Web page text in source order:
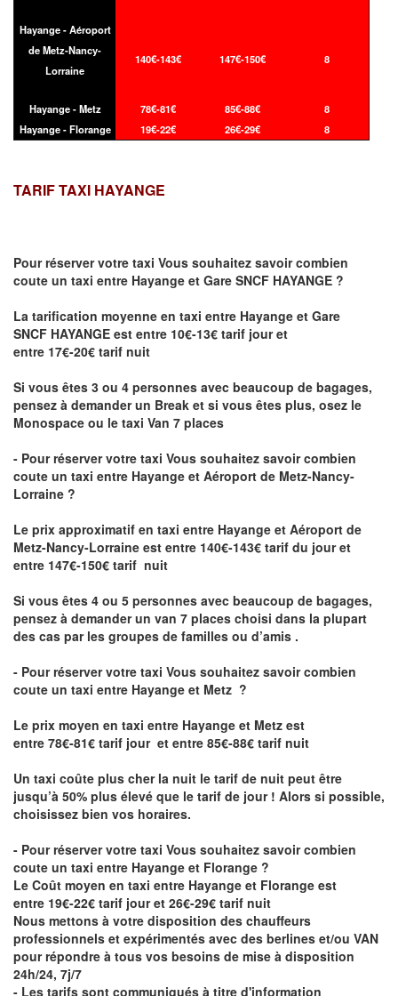
Hayange - Aéroport
de Metz-Nancy-
Lorraine
140€-143€ 147€-150€ 8
Hayange - Metz 78€-81€ 85€-88€
8
Hayange - Florange
19€-22€ 26€-29€ 8
TARIF TAXI HAYANGE
Pour réserver votre taxi Vous souhaitez savoircombien
coute un taxi entre Hayange et Gare SNCF HAYANGE ?
La tarification moyenne en taxi entre Hayange et Gare
SNCF HAYANGE est entre 10€-13€ tarif jour et
entre 17€-20€ tarif nuit
Si vous êtes 3 ou 4 personnes avec beaucoup de bagages,
pensez à demander un Break et si vous êtes plus, osez le
Monospace ou le taxi Van 7 places
- Pour réserver votre taxi Vous souhaitez savoircombien
coute un taxi entre Hayange et Aéroport de Metz-Nancy-
Lorraine ?
Le prix approximatif en taxi entre Hayange et Aéroport de
Metz-Nancy-Lorraine est entre 140€-143€ tarif du jour et
entre 147€-150€ tarif nuit
Si vous êtes 4 ou 5 personnes avec beaucoup de bagages,
pensez à demander un van 7 places choisi dans la plupart
des cas par les groupes de familles ou d’amis .
- Pour réserver votre taxi Vous souhaitez savoircombien
coute un taxi entre Hayange et Metz ?
Le prix moyen en taxi entre Hayange et Metz est
entre 78€-81€ tarif jour et entre 85€-88€ tarif nuit
Un taxi coûte plus cher la nuit le tarif de nuit peut être
jusqu’à 50% plus élevé que le tarif de jour ! Alors si possible,
choisissez bien vos horaires.
- Pour réserver votre taxi Vous souhaitez savoircombien
coute un taxi entre Hayange et Florange ?
Le Coût moyen en taxi entre Hayange et Florange est
entre 19€-22€ tarif jour et 26€-29€ tarif nuit
Nous mettons à votre disposition des chauffeurs
professionnels et expérimentés avec des berlines et/ou VAN
pour répondre à tous vos besoins de mise à disposition
24h/24, 7j/7
- Les tarifs sont communiqués à titre d'information